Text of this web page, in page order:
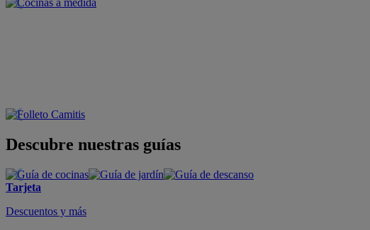
Descubre nuestras guías
Tarjeta
Descuentos y más